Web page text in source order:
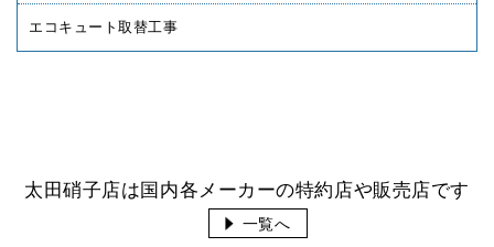
エコキュート取替工事
太田硝子店は国内各メーカーの特約店や販売店です
一覧へ